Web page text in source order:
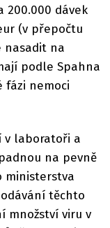
200.000 dávek
(v přepočtu
nasadit na
podle Spahna
fázi nemoci
v laboratoři a
na pevně
ministerstva
těchto
množství viru v